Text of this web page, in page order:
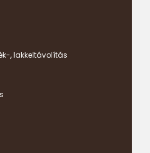
, lakkeltávolítás
fa felültek